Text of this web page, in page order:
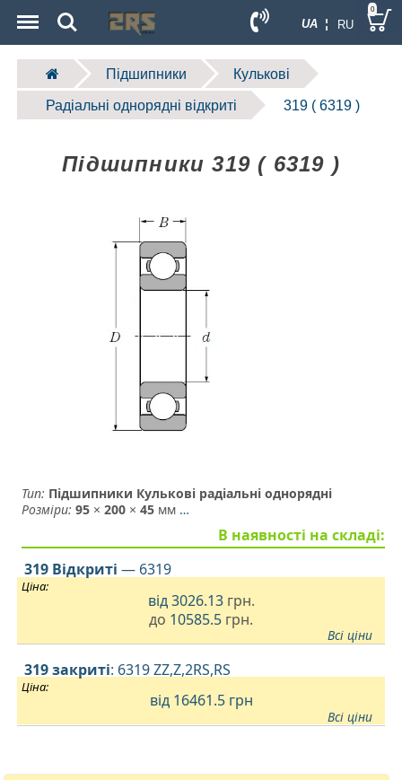
UA ¦ RU
Search 0
Підшипники Кулькові
Радіальні однорядні відкриті 319 ( 6319 )
Підшипники 319 ( 6319 )
Тип: Підшипники Кулькові радіальні однорядні
Розміри: 95 ×200 ×45 мм …
В наявності на складі:
319 Відкриті — 6319
Ціна:
від3026.13 грн.
до 10585.5 грн.
Всі ціни
319 закриті: 6319 ZZ,Z,2RS,RS
Ціна:
від 16461.5грн
Всі ціни